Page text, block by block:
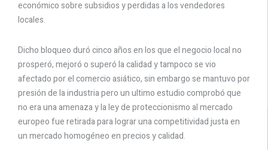
económico sobre subsidios y perdidas a los vendedores
locales.
Dicho bloqueo duró cinco años en los que el negocio local no
prosperó, mejoró o superó la calidad y tampoco se vio
afectado por el comercio asiático, sin embargo se mantuvo por
presión de la industria pero un ultimo estudio comprobó que
no era una amenaza y la ley de proteccionismo al mercado
europeo fue retirada para lograr una competitividad justa en
un mercado homogéneo en precios y calidad.